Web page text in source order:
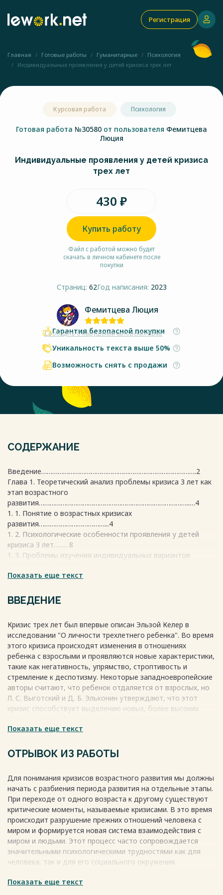
Регистрация
Главная Готовые работы Гуманитарные
Психология
Индивидуальные проявления у детей кризиса трех лет
Курсовая работа Психология
Готовая работа №30580 от пользователя Фемитцева
Люция
Индивидуальные проявления у детей кризиса
трех лет
430 ₽
Купить работу
Файл с работой можно будет
скачать в личном кабинете после
покупки
Страниц: 62Год написания: 2023
Фемитцева Люция
Сообщить о нарушении авторских прав
Гарантия безопасной покупки
Уникальность текста выше 50%
Возможность снять с продажи
СОДЕРЖАНИЕ
Введение………………………………………………………………………….2
Глава 1. Теоретический анализ проблемы кризиса 3 лет как
этап возрастного
развития………………………………………………………………………..…4
1. 1. Понятие о возрастных кризисах
развития………………………………...4
1. 2. Психологические особенности проявления у детей
кризиса 3 лет…...…8
1. 3. Проблемы изучения индивидуальных вариантов
кризиса 3 лет…………………………………………………………………….15
вариантов проявления у детей кризиса 3
лет…………………………………………………………..23
……………23
2. 2. Анализ результатов и их
обсуждение……………………………………27
2. 3. Психолого-педагогические рекомендации по созданию
условий для
позитивного переживания кризиса 3
лет……………………………………...50
Заключение……………………………………………………………………...55
Список использованной
ПРИЛОЖЕНИЯ………………………………………………………………...58
Показать еще текст
ВВЕДЕНИЕ
Кризис трех лет был впервые описан Эльзой Келер в
исследовании "О личности трехлетнего ребенка". Во время
этого кризиса происходят изменения в отношениях
ребенка с взрослыми и проявляются новые характеристики,
такие как негативность, упрямство, строптивость и
стремление к деспотизму. Некоторые западноевропейские
авторы считают, что ребенок отдаляется от взрослых, но
Л. С. Выготский и Д. Б. Эльконин утверждают, что этот
кризис способствует выделению новых, более высоких
необходимо отделиться от взрослых и проявить свою
признаками такого отделения (негативность, упрямство,
является возможностью для развития новых отношений и
укрепления связи между ребенком и взрослыми.
Весь текст будет доступенпосле покупки
Показать еще текст
ОТРЫВОК ИЗ РАБОТЫ
Для понимания кризисов возрастного развития мы должны
начать с разбиения периода развития на отдельные этапы.
При переходе от одного возраста к другому существуют
критические моменты, называемые кризисами. В это время
происходит разрушение прежних отношений человека с
миром и формируется новая система взаимодействия с
миром и людьми. Этот процесс часто сопровождается
значительными психологическими трудностями как для
человека, так и для его социального окружения.
Кризисные моменты обычно связаны с детским развитием,
Показать еще текст